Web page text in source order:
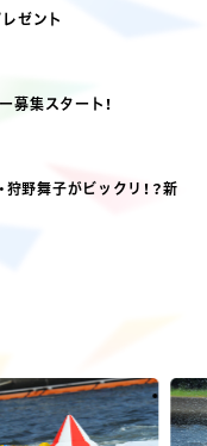
ゼント
募集スタート！
野舞子がビックリ！？新